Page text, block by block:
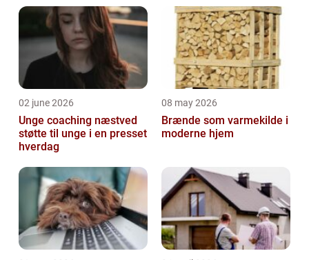
mindst 5000 år. Interesse...
02 june 2026
Unge coaching næstved
støtte til unge i en presset
hverdag
08 may 2026
Brænde som varmekilde i
moderne hjem